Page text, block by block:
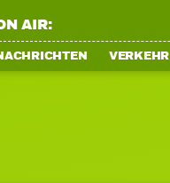
AIR:
VERKEHR